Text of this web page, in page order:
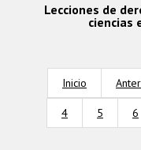
Lecciones de
ciencias
Inicio
4 5 6